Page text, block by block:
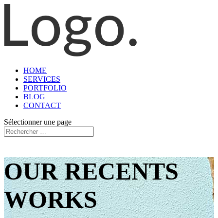
HOME
SERVICES
PORTFOLIO
BLOG
CONTACT
Sélectionner une page
OUR RECENTS
WORKS